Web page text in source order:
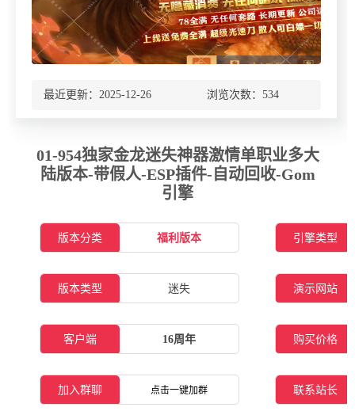
最近更新：2025-12-26 浏览次数： 534
01-954独家金龙迷失神器激情单职业多大
陆版本-带假人-ESP插件-自动回收-Gom
引擎
版本分类 福利版本 引擎类型
版本类型 迷失 演示网站
客户端 16周年 购买价格
加入群聊 点击一键加群 联系站长